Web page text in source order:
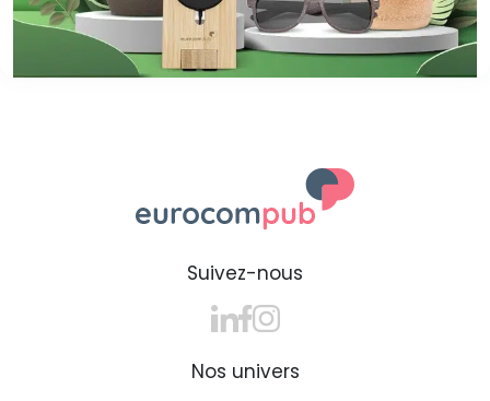
Suivez-nous
Nos univers